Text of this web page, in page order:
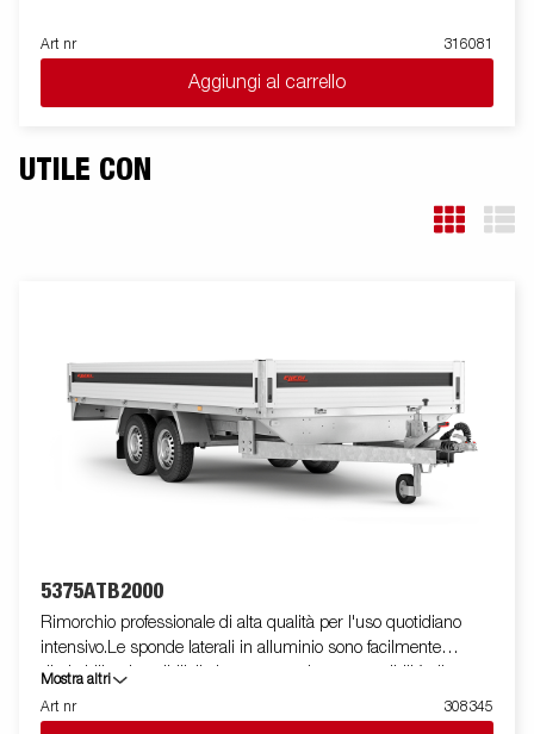
Art nr 316081
Aggiungi al carrello
UTILE CON
5375ATB2000
Rimorchio professionale di alta qualità per l'uso quotidiano
intensivo.Le sponde laterali in alluminio sono facilmente
ribaltabili e rimovibili, il che aumenta le sue possibilità di
utilizzo, trasformandolo da rimorchio cassonato a pianale. I
punti di fissaggio ( max 400 kg carico/per anello)sono perfetti
Mostra altri
Art nr
308345